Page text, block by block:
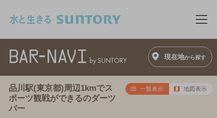
メ
現在地から探す
品川駅(東京都)周辺1kmでス
ポーツ観戦ができるのダーツ
バー
一覧表示 地図表示